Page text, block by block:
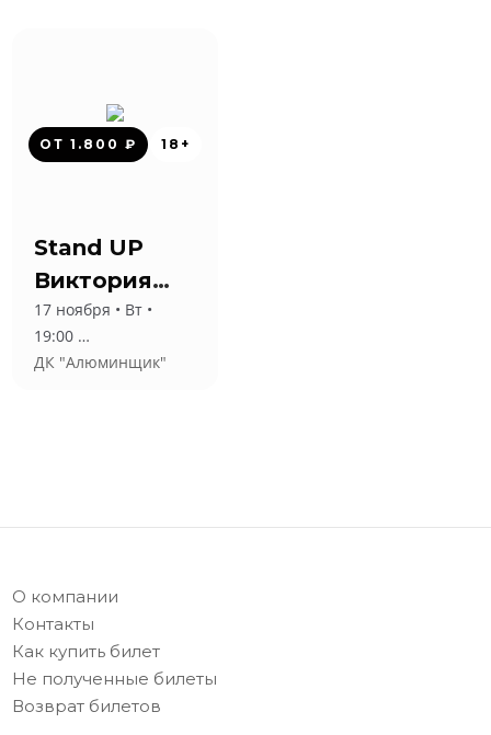
ОТ 1.800 ₽ 18+
Stand UP
Виктория
Складчикова
17 ноября • Вт •
19:00
ДК "Алюминщик"
О компании
Контакты
Как купить билет
Не полученные билеты
Возврат билетов